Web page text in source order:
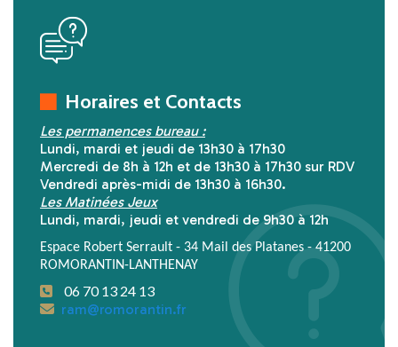
Horaires et Contacts
Les permanences bureau :
Lundi, mardi et jeudi de 13h30 à 17h30
Mercredi de 8h à 12h et de 13h30 à 17h30 sur RDV
Vendredi après-midi de 13h30 à 16h30.
Les Matinées Jeux
Lundi, mardi, jeudi et vendredi de 9h30 à 12h
Espace Robert Serrault - 34 Mail des Platanes - 41200
ROMORANTIN-LANTHENAY
06 70 13 24 13
ram@romorantin.fr